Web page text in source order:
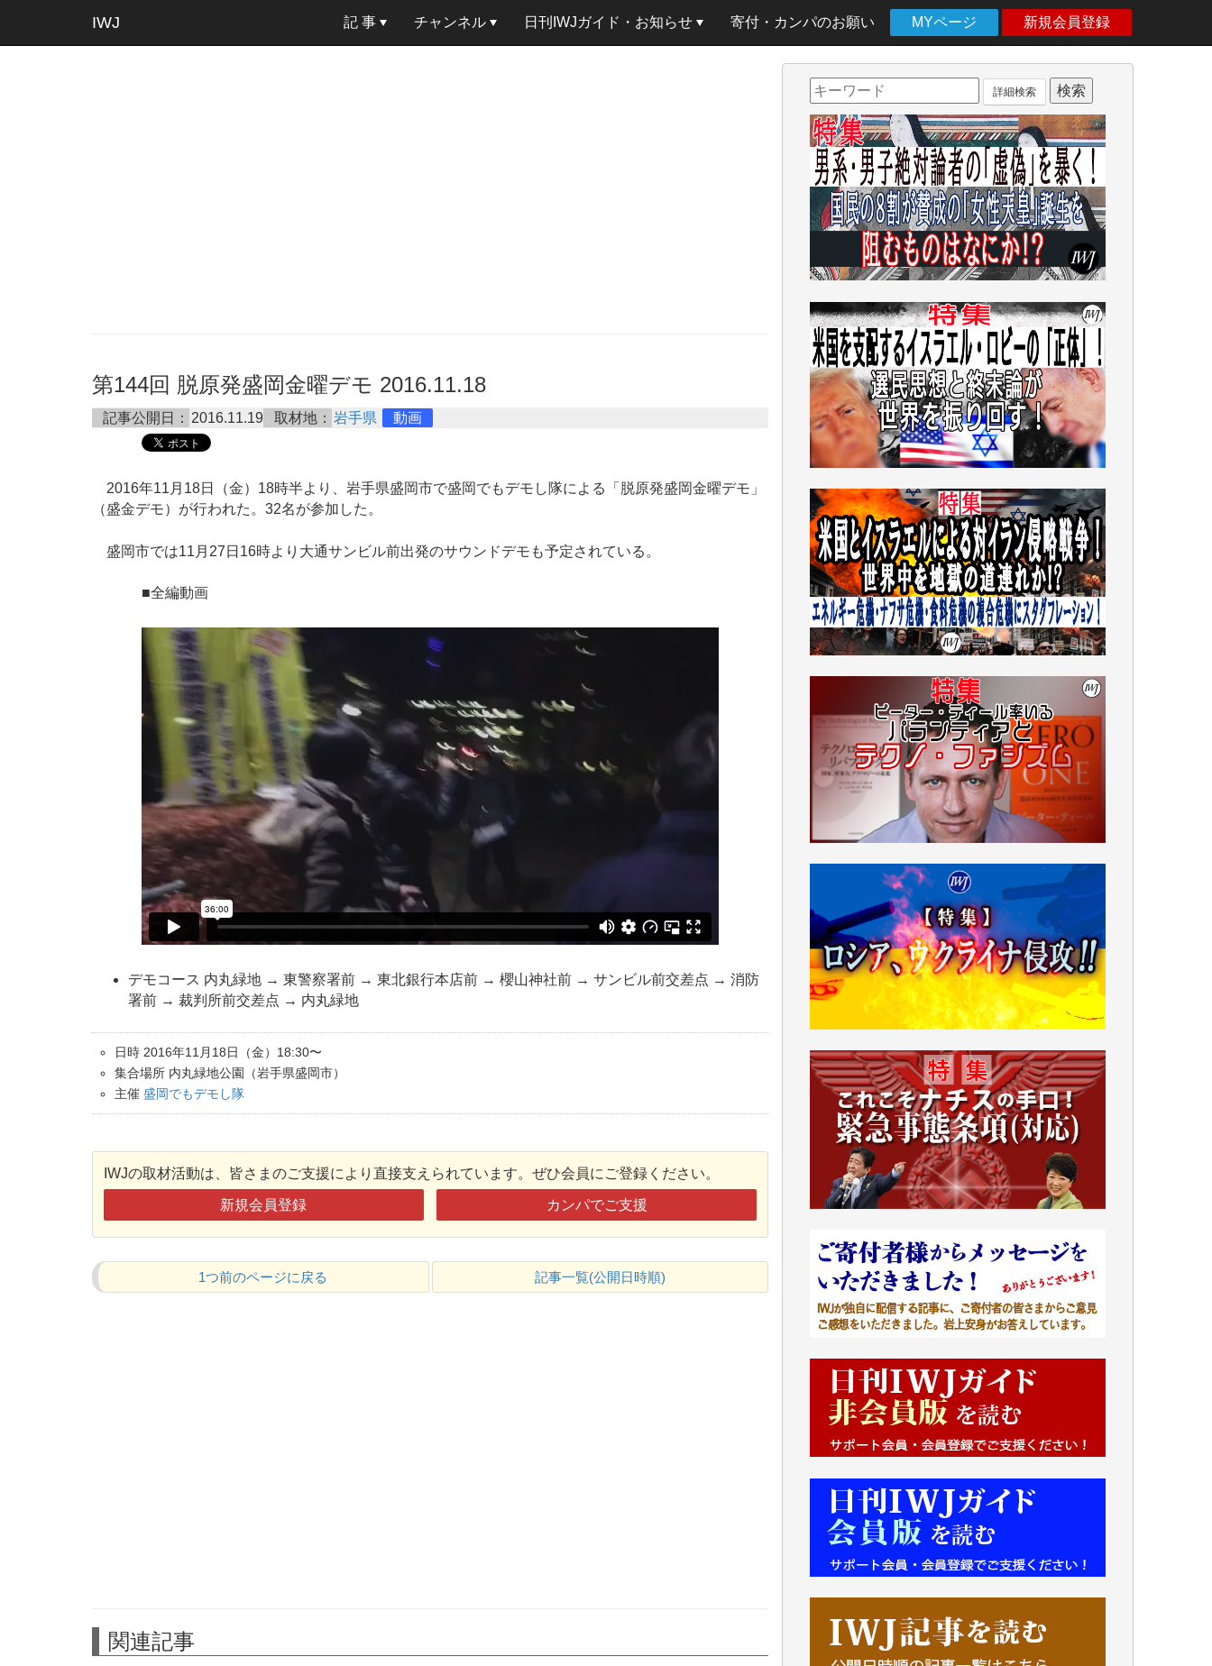
IWJ 記 事 チャンネル 日刊IWJガイド・お知らせ 寄付・カンパのお願い MYページ 新規会員登録
第144回 脱原発盛岡金曜デモ 2016.11.18
記事公開日： 2016.11.19 取材地： 岩手県 動画
2016年11月18日（金）18時半より、岩手県盛岡市で盛岡でもデモし隊による「脱原発盛岡金曜デモ」
（盛金デモ）が行われた。32名が参加した。
盛岡市では11月27日16時より大通サンビル前出発のサウンドデモも予定されている。
■全編動画
デモコース 内丸緑地 → 東警察署前 → 東北銀行本店前 → 櫻山神社前 → サンビル前交差点 → 消防
署前 → 裁判所前交差点 → 内丸緑地
日時 2016年11月18日（金）18:30〜
集合場所 内丸緑地公園（岩手県盛岡市）
主催 盛岡でもデモし隊
IWJの取材活動は、皆さまのご支援により直接支えられています。ぜひ会員にご登録ください。
新規会員登録 カンパでご支援
1つ前のページに戻る 記事一覧(公開日時順)
関連記事
詳細検索